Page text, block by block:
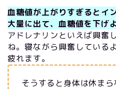
血糖値が上がりすぎるとイ
大量に出て、血糖値を下げ
アドレナリンといえば興奮
ね。寝ながら興奮している
疲れます。
そうすると身体は休ま